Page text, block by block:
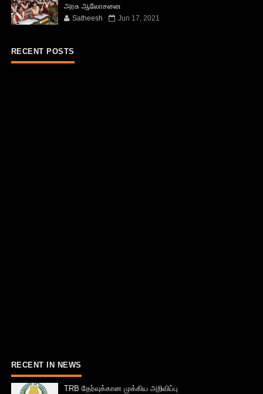
அரசு ஆலோசனை
Satheesh Jun 17, 2021
RECENT POSTS
RECENT IN NEWS
TRB தேர்வுக்கான முக்கிய அறிவிப்பு